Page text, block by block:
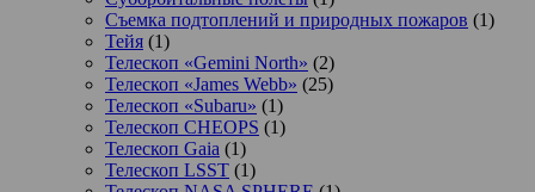
Съемка подтоплений и природных пожаров (1)
Тейя (1)
Телескоп «Gemini North» (2)
Телескоп «James Webb» (25)
Телескоп «Subaru» (1)
Телескоп CHEOPS (1)
Телескоп Gaia (1)
Телескоп LSST (1)